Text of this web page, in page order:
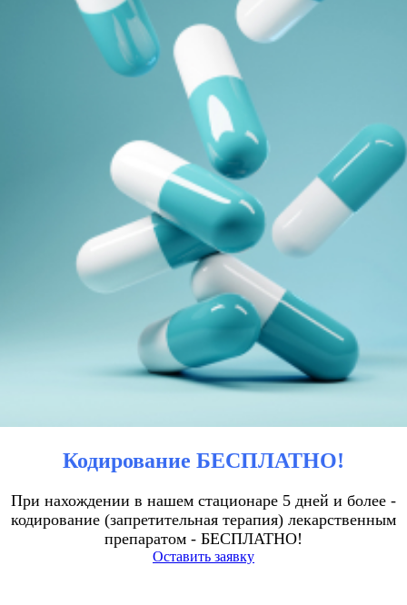
Кодирование БЕСПЛАТНО!
При нахождении в нашем стационаре 5 дней и более -
кодирование (запретительная терапия) лекарственным
препаратом - БЕСПЛАТНО!
Оставить заявку